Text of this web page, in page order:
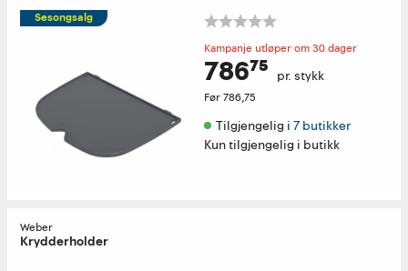
Sesongsalg
Kampanje utløper om 30 dager
786⁷⁵ pr. stykk
Før786,75
Tilgjengelig i 7 butikker
Kun tilgjengelig i butikk
Weber
Krydderholder